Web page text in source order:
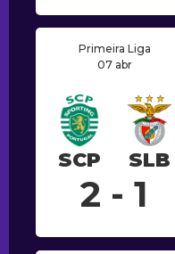
Primeira Liga
07 abr
SCP SLB
2 - 1